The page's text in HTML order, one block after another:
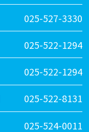
025-527-3330
025-522-1294
025-522-1294
025-522-8131
025-524-0011